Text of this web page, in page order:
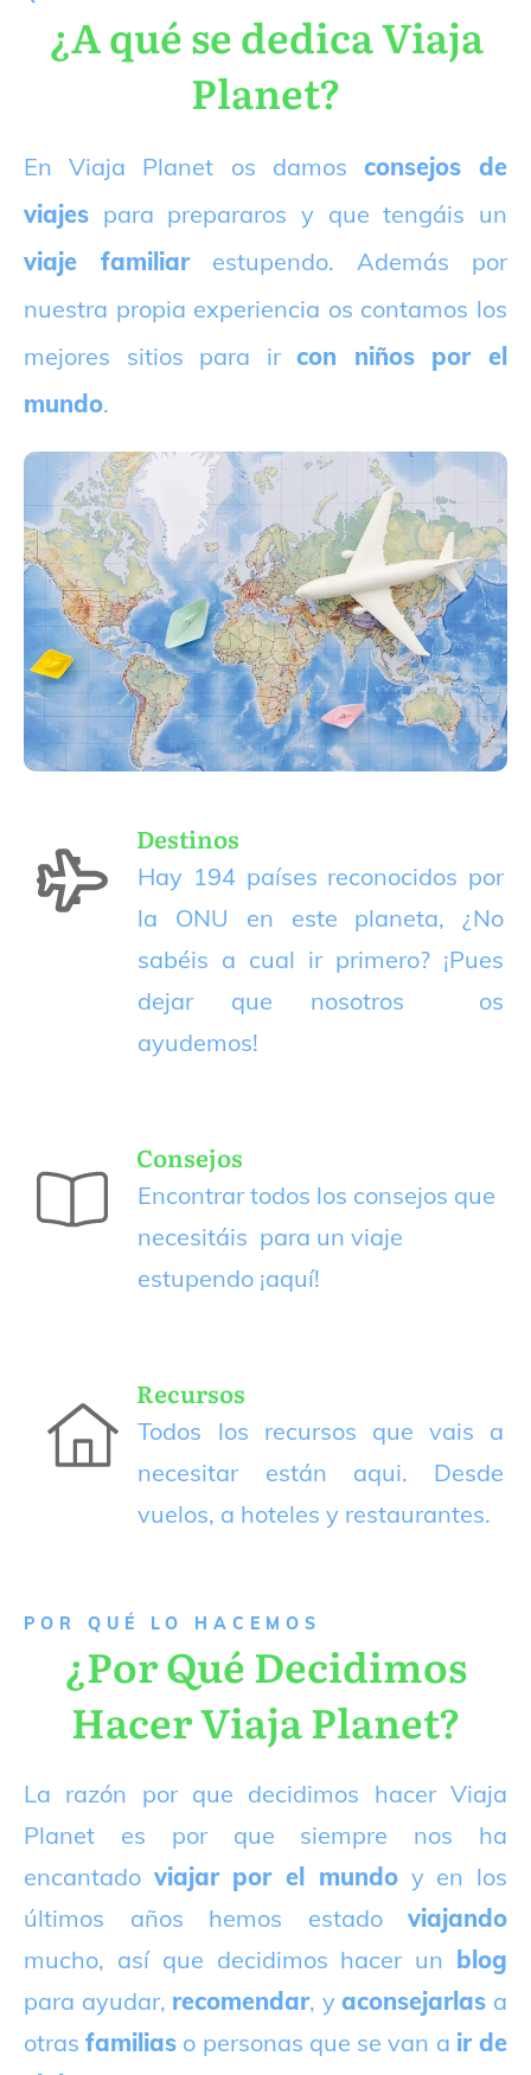
¿A qué se dedica Viaja
Planet?
En Viaja Planet os damos consejos de
viajes para prepararos y que tengáis un
viaje familiarestupendo. Además por
nuestra propia experiencia os contamos los
mejores sitios para ircon niños por el
mundo.
Destinos
Hay 194 países reconocidos por
la ONU en este planeta, ¿No
sabéis a cual ir primero? ¡Pues
dejar que nosotros os
ayudemos!
Consejos
Encontrar todos los consejos que
necesitáis para un viaje
estupendo ¡aquí!
Recursos
Todos los recursos que vais a
necesitar están aqui. Desde
vuelos, a hoteles y restaurantes.
P OR QUÉ LO HACEMOS
¿Por Qué Decidimos
Hacer Viaja Planet?
La razón por que decidimos hacer Viaja
Planet es por que siempre nos ha
encantado viajar por el mundoy en los
últimos años hemos estado viajando
mucho, así que decidimos hacer un blog
para ayudar, recomendar, yaconsejarlas a
otrasfamilias o personas que se van a ir de